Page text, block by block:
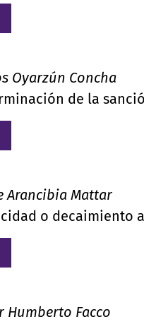
Oyarzún Concha
de la
Arancibia Mattar
o decaimiento
Humberto Facco